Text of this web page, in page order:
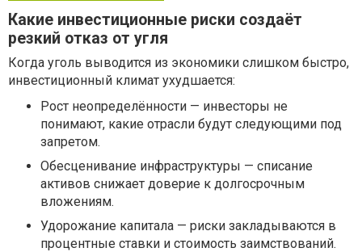
Какие инвестиционные риски создаёт
резкий отказ от угля
Когда уголь выводится из экономики слишком быстро,
инвестиционный климат ухудшается:
Рост неопределённости — инвесторы не
понимают, какие отрасли будут следующими под
запретом.
Обесценивание инфраструктуры — списание
активов снижает доверие к долгосрочным
вложениям.
Удорожание капитала — риски закладываются в
процентные ставки и стоимость заимствований.